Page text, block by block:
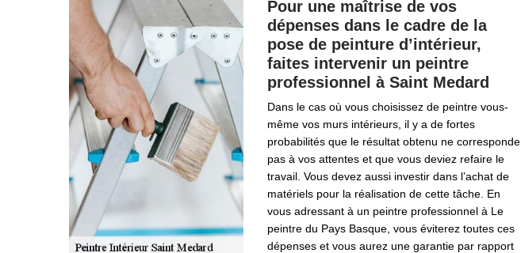
Pour une maîtrise de vos
dépenses dans le cadre de la
pose de peinture d’intérieur,
faites intervenir un peintre
professionnel à Saint Medard
Dans le cas où vous choisissez de peintre vous-
même vos murs intérieurs, il y a de fortes
probabilités que le résultat obtenu ne corresponde
pas à vos attentes et que vous deviez refaire le
travail. Vous devez aussi investir dans l’achat de
matériels pour la réalisation de cette tâche. En
vous adressant à un peintre professionnel à Le
peintre du Pays Basque, vous éviterez toutes ces
dépenses et vous aurez une garantie par rapport